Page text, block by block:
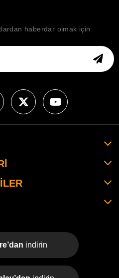
haberdar olmak için
indirin